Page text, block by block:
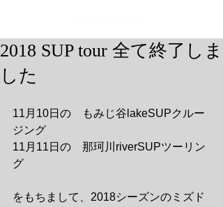
2018 SUP tour 全て終了しま
した
11月10日の　もみじ谷lakeSUPクルー
ジング
11月11日の　那珂川riverSUPツーリン
グ
をもちまして、2018シーズンのミズド